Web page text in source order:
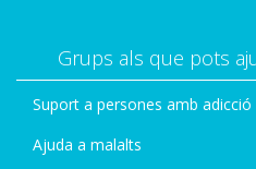
Grups als que pots
Suport a persones amb adicció
Ajuda a malalts